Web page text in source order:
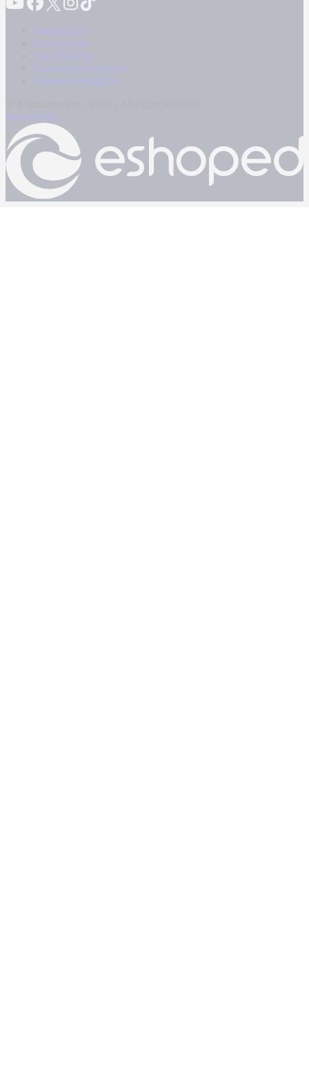
Καταγγελίες
Επικοινωνία
Όροι Χρήσης
Πολιτική Απορρήτου
Κρατική Διαφήμιση
Powered by: